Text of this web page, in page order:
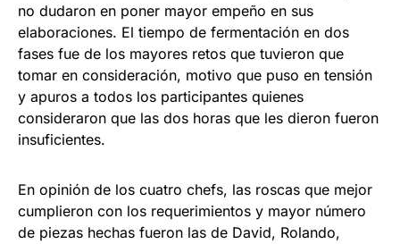
no dudaron en poner mayor empeño en sus
elaboraciones. El tiempo de fermentación en dos
fases fue de los mayores retos que tuvieron que
tomar en consideración, motivo que puso en tensión
y apuros a todos los participantes quienes
consideraron que las dos horas que les dieron fueron
insuficientes.
En opinión de los cuatro chefs, las roscas que mejor
cumplieron con los requerimientos y mayor número
de piezas hechas fueron las de David, Rolando,